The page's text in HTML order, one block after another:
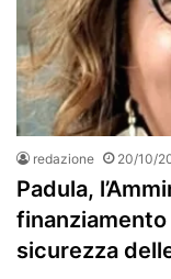
redazione 20/10/
Padula,
sicurezza